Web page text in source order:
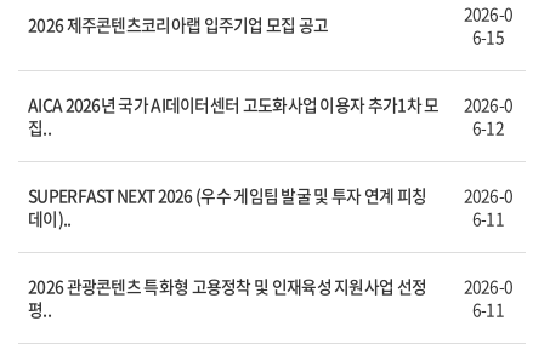
2026 제주콘텐츠코리아랩 입주기업 모집 공고
2026-0
6-15
AICA 2026년 국가 AI데이터센터 고도화사업 이용자 추가1차 모
집..
2026-0
6-12
SUPERFAST NEXT 2026 (우수 게임팀 발굴 및 투자 연계 피칭
데이)..
2026-0
6-11
2026 관광콘텐츠 특화형 고용정착 및 인재육성 지원사업 선정
평..
2026-0
6-11